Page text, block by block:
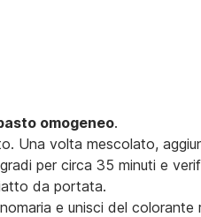
omogeneo.
Una volta mescolato,
per circa 35 minuti e
da portata.
e unisci del